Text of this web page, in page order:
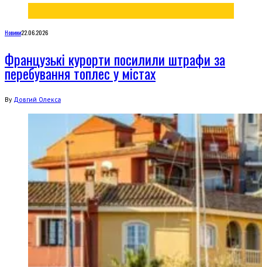
Новини22.06.2026
Французькі курорти посилили штрафи за
перебування топлес у містах
By Довгий Олекса